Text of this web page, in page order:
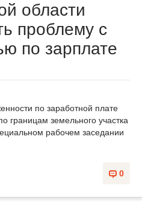
области
проблему с
по зарплате
по заработной плате
границам земельного участка
рабочем заседании
0